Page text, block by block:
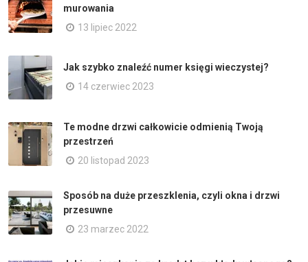
murowania
13 lipiec 2022
Jak szybko znaleźć numer księgi wieczystej?
14 czerwiec 2023
Te modne drzwi całkowicie odmienią Twoją
przestrzeń
20 listopad 2023
Sposób na duże przeszklenia, czyli okna i drzwi
przesuwne
23 marzec 2022